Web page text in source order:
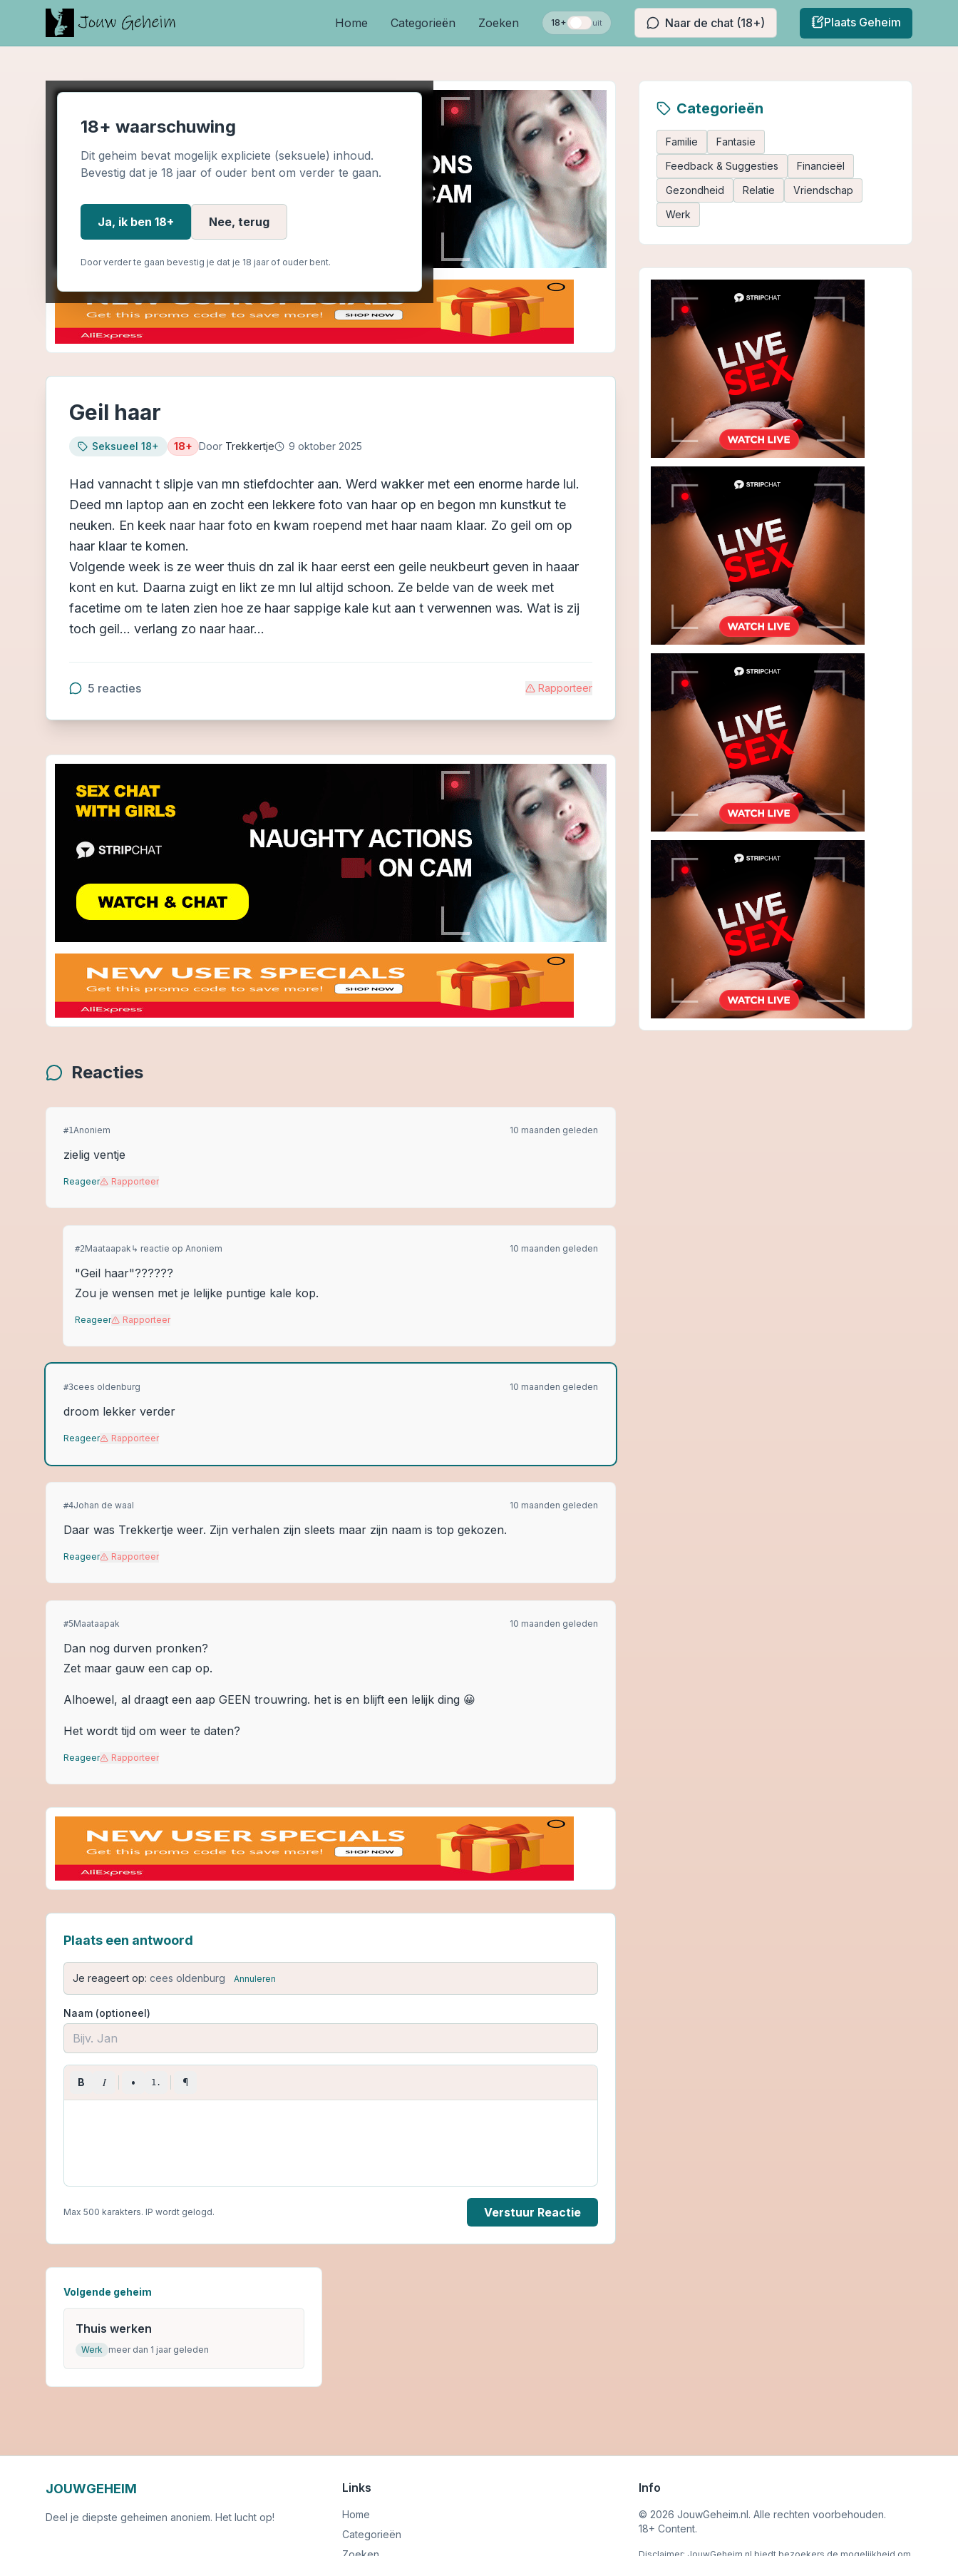
Home Categorieën Zoeken 18+ uit Naar de chat (18+) Plaats Geheim
18+ waarschuwing
Dit geheim bevat mogelijk expliciete (seksuele) inhoud.
Bevestig dat je 18 jaar of ouder bent om verder te gaan.
Ja, ik ben 18+ Nee, terug
Door verder te gaan bevestig je dat je 18 jaar of ouder bent.
Geil haar
Seksueel 18+ 18+ Door Trekkertje 9 oktober 2025
Had vannacht t slipje van mn stiefdochter aan. Werd wakker met een enorme harde lul.
Deed mn laptop aan en zocht een lekkere foto van haar op en begon mn kunstkut te
neuken. En keek naar haar foto en kwam roepend met haar naam klaar. Zo geil om op
haar klaar te komen.
Volgende week is ze weer thuis dn zal ik haar eerst een geile neukbeurt geven in haaar
kont en kut. Daarna zuigt en likt ze mn lul altijd schoon. Ze belde van de week met
facetime om te laten zien hoe ze haar sappige kale kut aan t verwennen was. Wat is zij
toch geil… verlang zo naar haar…
5 reacties Rapporteer
Reacties
#1Anoniem 10 maanden geleden
zielig ventje
Reageer Rapporteer
#2Maataapak ↳ reactie op Anoniem 10 maanden geleden
"Geil haar"??????
Zou je wensen met je lelijke puntige kale kop.
Reageer Rapporteer
#3cees oldenburg 10 maanden geleden
droom lekker verder
Reageer Rapporteer
#4Johan de waal 10 maanden geleden
Daar was Trekkertje weer. Zijn verhalen zijn sleets maar zijn naam is top gekozen.
Reageer Rapporteer
#5Maataapak 10 maanden geleden
Dan nog durven pronken?
Zet maar gauw een cap op.
Alhoewel, al draagt een aap GEEN trouwring. het is en blijft een lelijk ding 😀
Het wordt tijd om weer te daten?
Reageer Rapporteer
Plaats een antwoord
Je reageert op: cees oldenburg Annuleren
Naam (optioneel)
B I • 1. ¶
Max 500 karakters. IP wordt gelogd. Verstuur Reactie
Volgende geheim
Thuis werken
Werk meer dan 1 jaar geleden
Categorieën
Familie
Fantasie
Feedback & Suggesties
Financieël
Gezondheid
Relatie
Vriendschap
Werk
JOUWGEHEIM
Deel je diepste geheimen anoniem. Het lucht op!
Links
Home
Categorieën
Info
© 2026 JouwGeheim.nl. Alle rechten voorbehouden.
18+ Content.